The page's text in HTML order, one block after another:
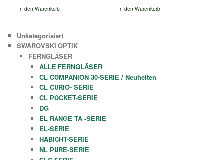
In den Warenkorb
In den Warenkorb
Unkategorisiert
SWAROVSKI OPTIK
FERNGLÄSER
ALLE FERNGLÄSER
CL COMPANION 30-SERIE / Neuheiten
CL CURIO- SERIE
CL POCKET-SERIE
DG
EL RANGE TA -SERIE
EL-SERIE
HABICHT-SERIE
NL PURE-SERIE